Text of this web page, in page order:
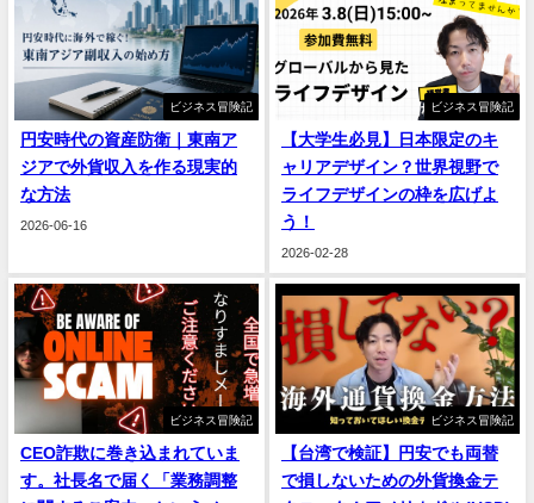
ビジネス冒険記
円安時代の資産防衛｜東南ア
ジアで外貨収入を作る現実的
な方法
2026-06-16
ビジネス冒険記
【大学生必見】日本限定のキ
ャリアデザイン？世界視野で
ライフデザインの枠を広げよ
う！
2026-02-28
ビジネス冒険記
CEO詐欺に巻き込まれていま
す。社長名で届く「業務調整
ビジネス冒険記
【台湾で検証】円安でも両替
で損しないための外貨換金テ